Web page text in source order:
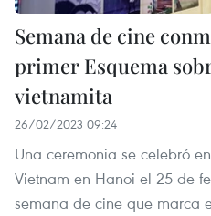
Semana de cine
primer Esquema
vietnamita
26/02/2023 09:24
Una ceremonia se celebró
Vietnam en Hanoi el 25 de
semana de cine que marca